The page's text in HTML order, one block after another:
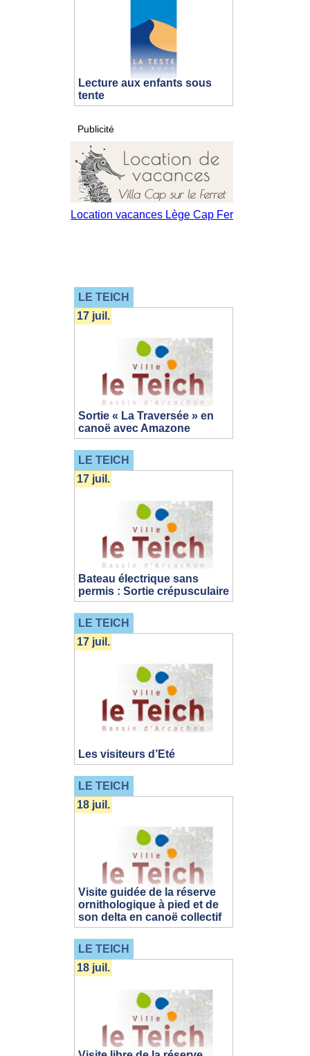
Lecture aux enfants sous
tente
Publicité
LE TEICH
Sortie « La Traversée » en
canoë avec Amazone
17 juil.
LE TEICH
Bateau électrique sans
permis : Sortie crépusculaire
17 juil.
LE TEICH
Les visiteurs d’Eté
17 juil.
LE TEICH
Visite guidée de la réserve
ornithologique à pied et de
son delta en canoë collectif
18 juil.
LE TEICH
18 juil.